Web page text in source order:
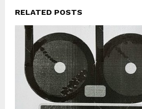
RELATED POSTS